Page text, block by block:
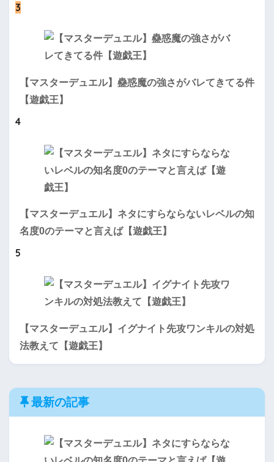
3
【マスターデュエル】蠱惑魔の強さがバレてきてる件
【遊戯王】
4
【マスターデュエル】ネタにすらならないレベルの知
名度0のテーマと言えば【遊戯王】
5
【マスターデュエル】イグナイト先攻ワンキルの対処
法教えて【遊戯王】
最新の記事